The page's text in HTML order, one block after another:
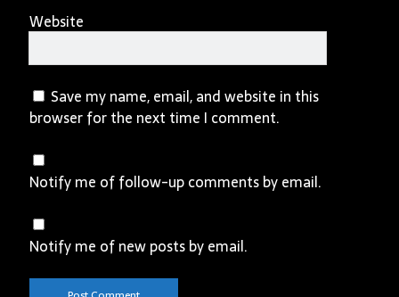
Website
Save my name, email, and website in this
browser for the next time I comment.
Notify me of follow-up comments by email.
Notify me of new posts by email.